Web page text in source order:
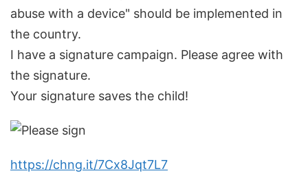
abuse with a device" should be implemented in
the country.
I have a signature campaign. Please agree with
the signature.
Your signature saves the child!
https://chng.it/7Cx8Jqt7L7